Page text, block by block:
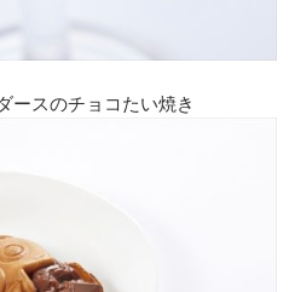
ースのチョコたい焼き